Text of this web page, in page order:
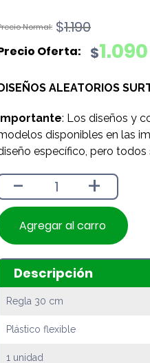
$1.190
$1.090
DISEÑOS ALEATORIOS
Importante: Los diseños y
disponibles en las
específico, pero todos
- +
Agregar al carro
Descripción
Regla 30 cm
Plástico flexible
1 unidad